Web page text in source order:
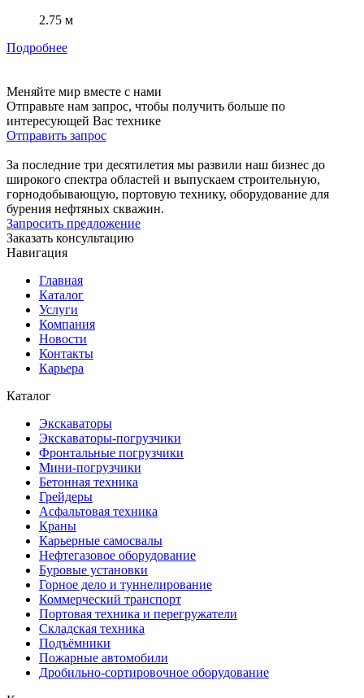
2.75 м
Подробнее
Меняйте мир вместе с нами
Отправьте нам запрос, чтобы получить больше по
интересующей Вас технике
Отправить запрос
За последние три десятилетия мы развили наш бизнес до
широкого спектра областей и выпускаем строительную,
горнодобывающую, портовую технику, оборудование для
бурения нефтяных скважин.
Запросить предложение
Заказать консультацию
Навигация
Главная
Каталог
Услуги
Компания
Новости
Контакты
Карьера
Каталог
Экскаваторы
Экскаваторы-погрузчики
Фронтальные погрузчики
Мини-погрузчики
Бетонная техника
Грейдеры
Асфальтовая техника
Краны
Карьерные самосвалы
Нефтегазовое оборудование
Буровые установки
Горное дело и туннелирование
Коммерческий транспорт
Портовая техника и перегружатели
Складская техника
Подъёмники
Пожарные автомобили
Дробильно-сортировочное оборудование